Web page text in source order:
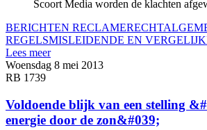
Scoort Media worden de klachten
BERICHTEN RECLAMERECHT
REGELSMISLEIDENDE EN
Lees meer
Woensdag 8 mei 2013
RB 1739
Voldoende blijk van een stelling
energie door de zon&#039;